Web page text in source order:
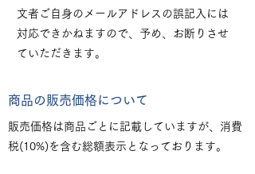
文者ご自身のメールアドレスの誤記入には
対応できかねますので、予め、お断りさせ
ていただきます。
商品の販売価格について
販売価格は商品ごとに記載していますが、消費
税(10%)を含む総額表示となっております。